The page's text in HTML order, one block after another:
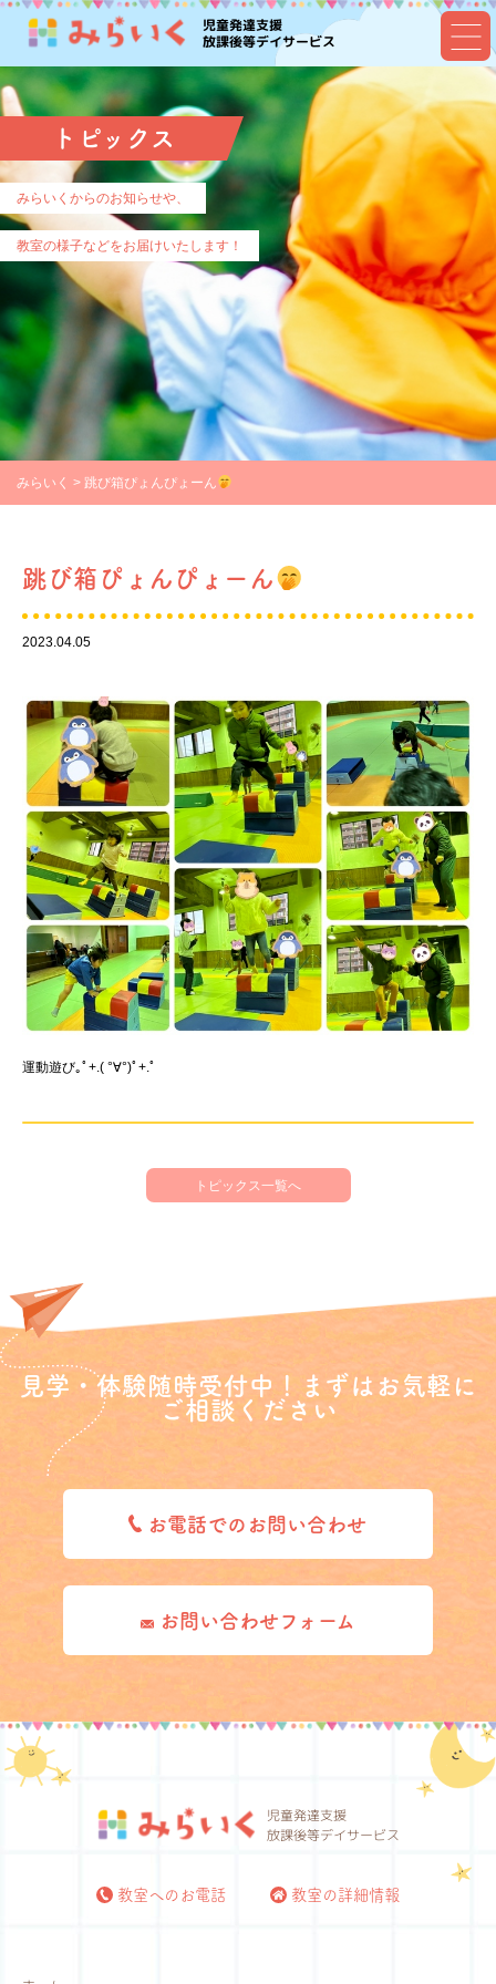
児童発達支援
放課後等デイサービス
トピックス
みらいくからのお知らせや、
教室の様子などをお届けいたします！
みらいく > 跳び箱ぴょんぴょーん
跳び箱ぴょんぴょーん
2023.04.05
運動遊び｡ﾟ+.( °∀°)ﾟ+.ﾟ
トピックス一覧へ
見学・体験随時受付中！まずはお気軽に
ご相談ください
お電話でのお問い合わせ
お問い合わせフォーム
児童発達支援
放課後等デイサービス
教室へのお電話 教室の詳細情報